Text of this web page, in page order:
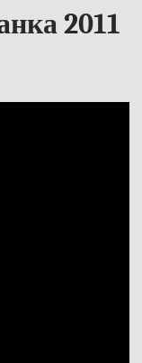
2011